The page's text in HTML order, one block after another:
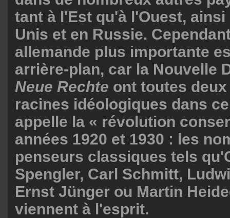
tant à l'Est qu'à l'Ouest,
Unis et en Russie.
allemande plus importante
arrière-plan, car la Nouvelle
Neue Rechte ont toutes
racines idéologiques dans
appelle la « révolution
années 1920 et 1930 : les
penseurs classiques tels
Spengler, Carl Schmitt,
Ernst Jünger ou Martin
viennent à l'esprit.